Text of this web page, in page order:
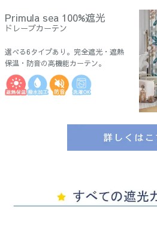
Primula sea 100%遮光
ドレープカーテン
選べる6タイプあり。完全遮光・遮熱
保温・防音の高機能カーテン。